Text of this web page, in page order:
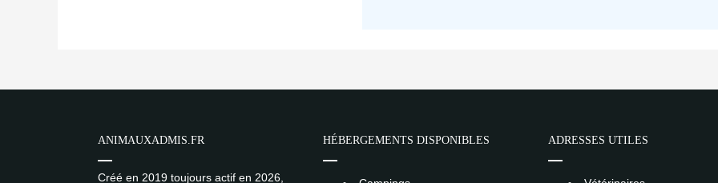
ANIMAUXADMIS.FR
Créé en 2019 toujours actif en 2026,
HÉBERGEMENTS DISPONIBLES ADRESSES UTILES